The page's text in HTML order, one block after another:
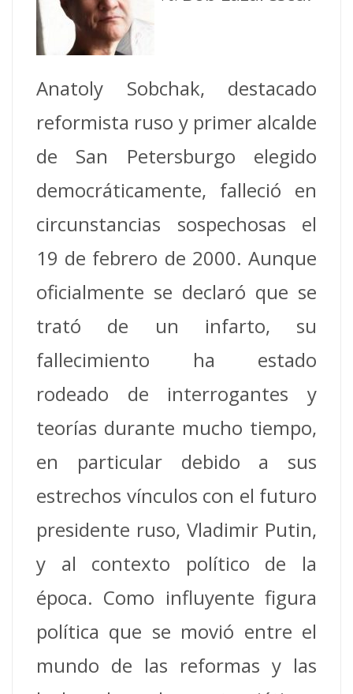
Anatoly Sobchak, destacado
reformista ruso y primer alcalde
de San Petersburgo elegido
democráticamente, falleció en
circunstancias sospechosas el
19 de febrero de 2000. Aunque
oficialmente se declaró que se
trató de un infarto, su
fallecimiento ha estado
rodeado de interrogantes y
teorías durante mucho tiempo,
en particular debido a sus
estrechos vínculos con el futuro
presidente ruso, Vladimir Putin,
y al contexto político de la
época. Como influyente figura
política que se movió entre el
mundo de las reformas y las